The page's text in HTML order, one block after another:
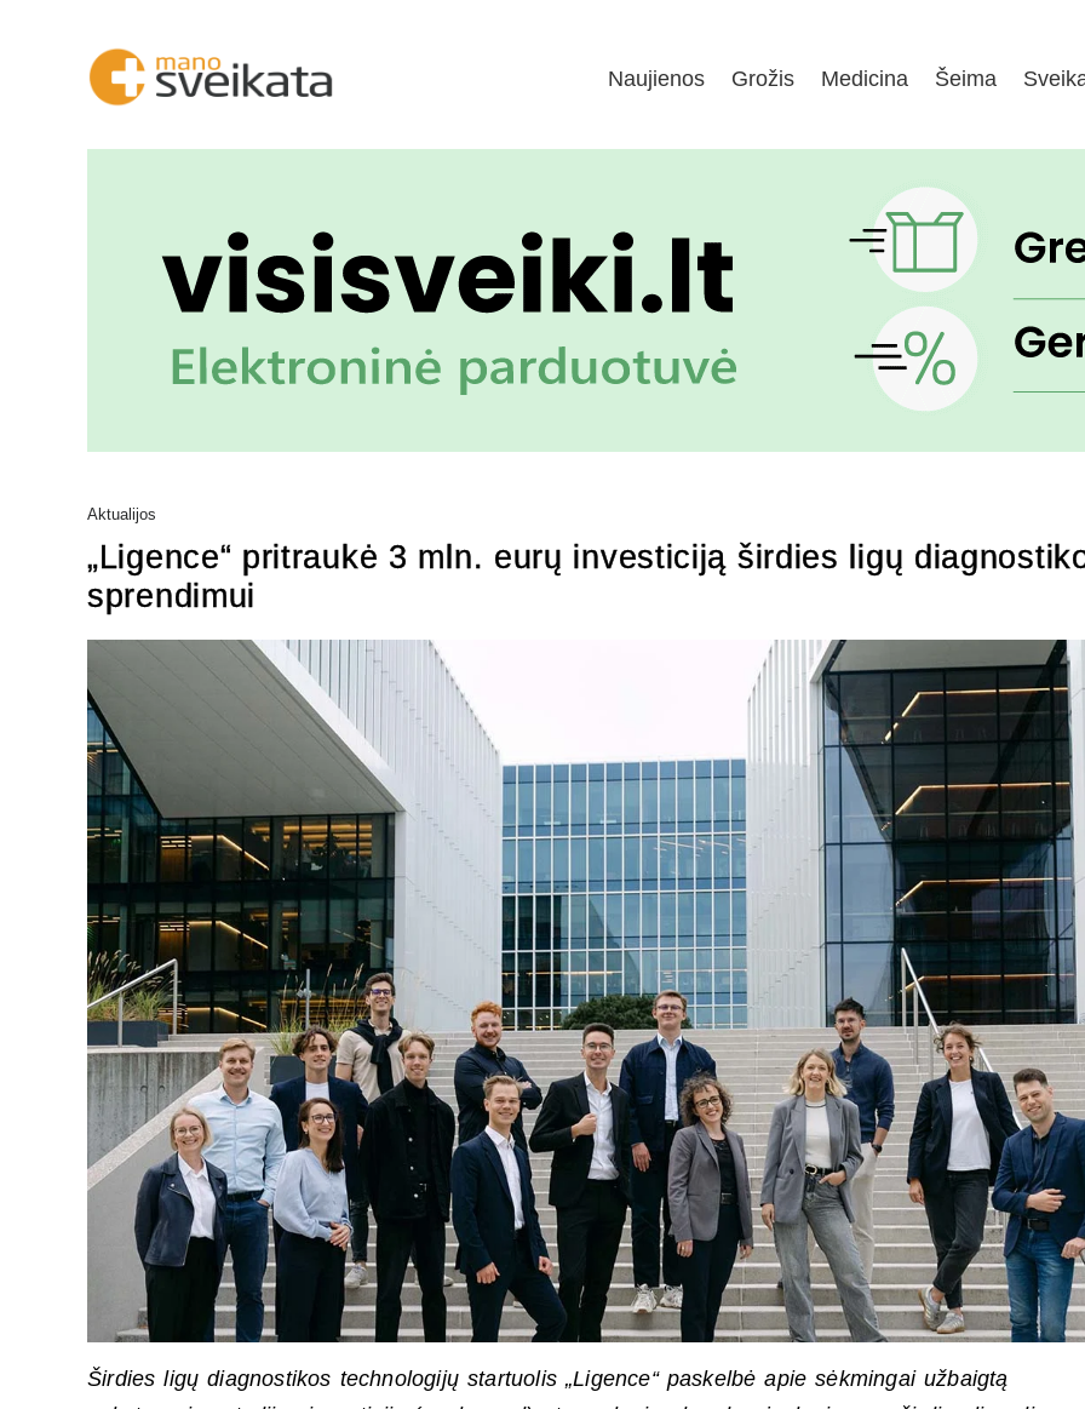
Naujienos Grožis Medicina Šeima
Aktualijos
„Ligence“ pritraukė 3 mln. eurų investiciją širdies ligų
sprendimui
Širdies ligų diagnostikos technologijų startuolis „Ligence“ paskelbė apie sėkmingai užbaigtą